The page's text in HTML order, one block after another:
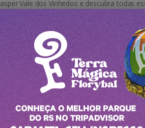
Vale dos Vinhedos e descubra todas